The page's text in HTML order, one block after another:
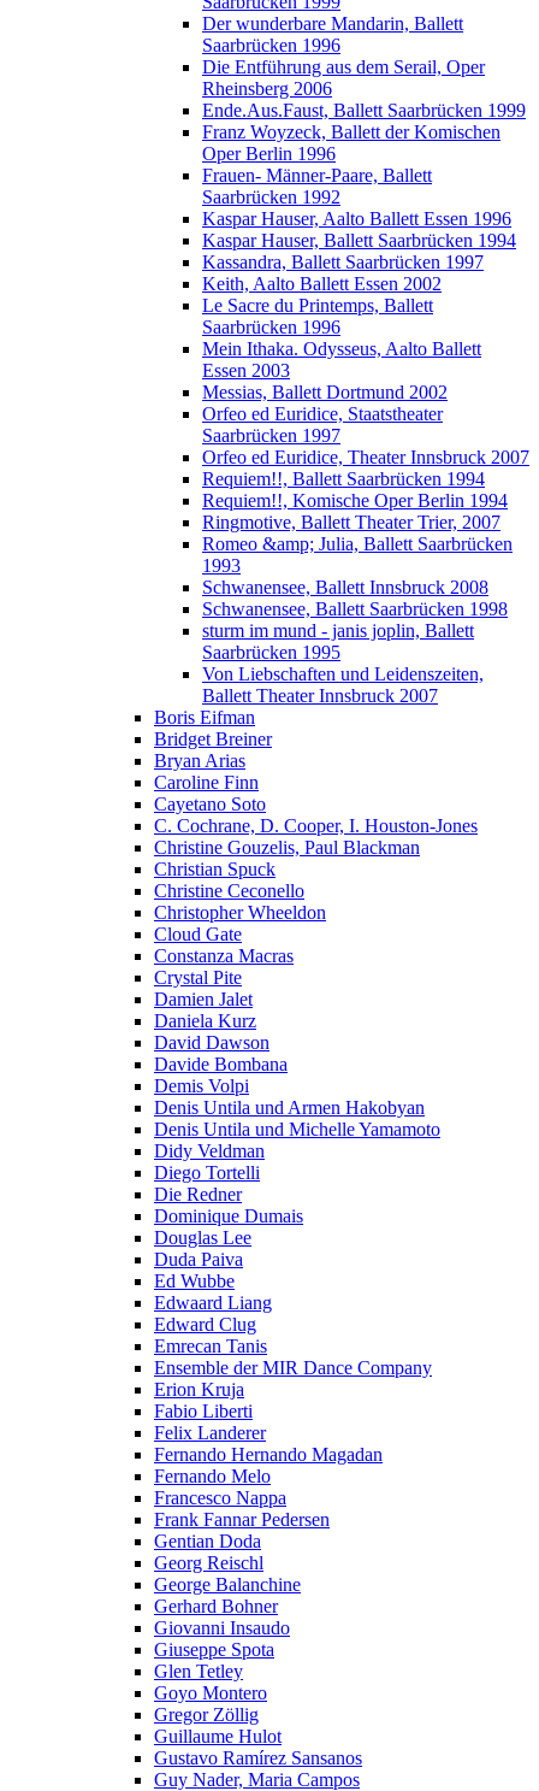
Der wunderbare Mandarin, Ballett
Saarbrücken 1996
Die Entführung aus dem Serail, Oper
Rheinsberg 2006
Ende.Aus.Faust, Ballett Saarbrücken 1999
Franz Woyzeck, Ballett der Komischen
Oper Berlin 1996
Frauen- Männer-Paare, Ballett
Saarbrücken 1992
Kaspar Hauser, Aalto Ballett Essen 1996
Kaspar Hauser, Ballett Saarbrücken 1994
Kassandra, Ballett Saarbrücken 1997
Keith, Aalto Ballett Essen 2002
Le Sacre du Printemps, Ballett
Saarbrücken 1996
Mein Ithaka. Odysseus, Aalto Ballett
Essen 2003
Messias, Ballett Dortmund 2002
Orfeo ed Euridice, Staatstheater
Saarbrücken 1997
Orfeo ed Euridice, Theater Innsbruck 2007
Requiem!!, Ballett Saarbrücken 1994
Requiem!!, Komische Oper Berlin 1994
Ringmotive, Ballett Theater Trier, 2007
Romeo &amp; Julia, Ballett Saarbrücken
1993
Schwanensee, Ballett Innsbruck 2008
Schwanensee, Ballett Saarbrücken 1998
sturm im mund - janis joplin, Ballett
Saarbrücken 1995
Von Liebschaften und Leidenszeiten,
Ballett Theater Innsbruck 2007
Boris Eifman
Bridget Breiner
Bryan Arias
Caroline Finn
Cayetano Soto
C. Cochrane, D. Cooper, I. Houston-Jones
Christine Gouzelis, Paul Blackman
Christian Spuck
Christine Ceconello
Christopher Wheeldon
Cloud Gate
Constanza Macras
Crystal Pite
Damien Jalet
Daniela Kurz
David Dawson
Davide Bombana
Demis Volpi
Denis Untila und Armen Hakobyan
Denis Untila und Michelle Yamamoto
Didy Veldman
Diego Tortelli
Die Redner
Dominique Dumais
Douglas Lee
Duda Paiva
Ed Wubbe
Edwaard Liang
Edward Clug
Emrecan Tanis
Ensemble der MIR Dance Company
Erion Kruja
Fabio Liberti
Felix Landerer
Fernando Hernando Magadan
Fernando Melo
Francesco Nappa
Frank Fannar Pedersen
Gentian Doda
Georg Reischl
George Balanchine
Gerhard Bohner
Giovanni Insaudo
Giuseppe Spota
Glen Tetley
Goyo Montero
Gregor Zöllig
Guillaume Hulot
Gustavo Ramírez Sansanos
Guy Nader, Maria Campos